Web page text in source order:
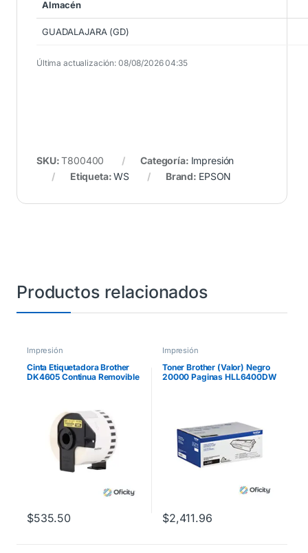
Almacén
GUADALAJARA (GD)
Última actualización: 08/08/2026 04:35
SKU:T800400 Categoría: Impresión
Etiqueta:WS Brand: EPSON
Productos relacionados
Impresión
Cinta Etiquetadora Brother
DK4605 Continua Removible
$535.50
Impresión
Toner Brother (Valor) Negro
20000 Paginas HLL6400DW
$2,411.96